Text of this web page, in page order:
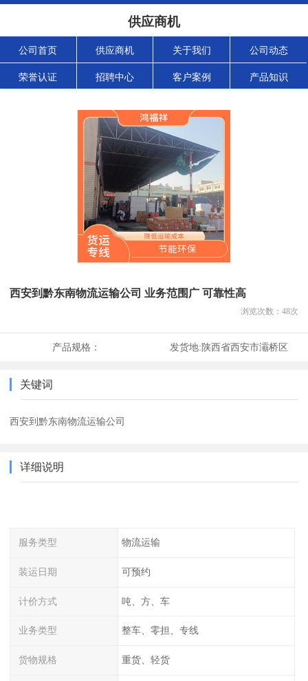
供应商机
公司首页 供应商机 关于我们 公司动态
荣誉认证 招聘中心 客户案例 产品知识
西安到黔东南物流运输公司 业务范围广 可靠性高
浏览次数： 48次
产品规格： 发货地:陕西省西安市灞桥区
关键词
西安到黔东南物流运输公司
详细说明
服务类型 物流运输
装运日期 可预约
计价方式 吨、方、车
业务类型 整车、零担、专线
货物规格 重货、轻货